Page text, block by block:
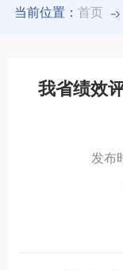
当前位置：首页
我省绩效
发布